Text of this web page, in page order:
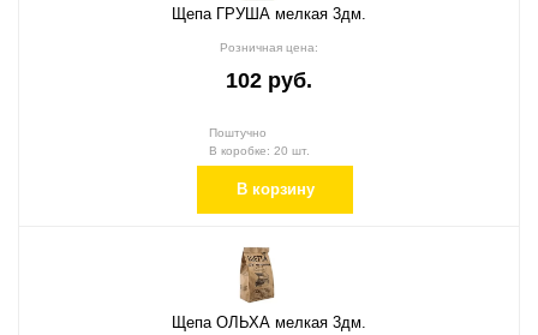
Щепа ГРУША мелкая 3дм.
Розничная цена:
102 руб.
Поштучно
В коробке: 20 шт.
В корзину
Щепа ОЛЬХА мелкая 3дм.